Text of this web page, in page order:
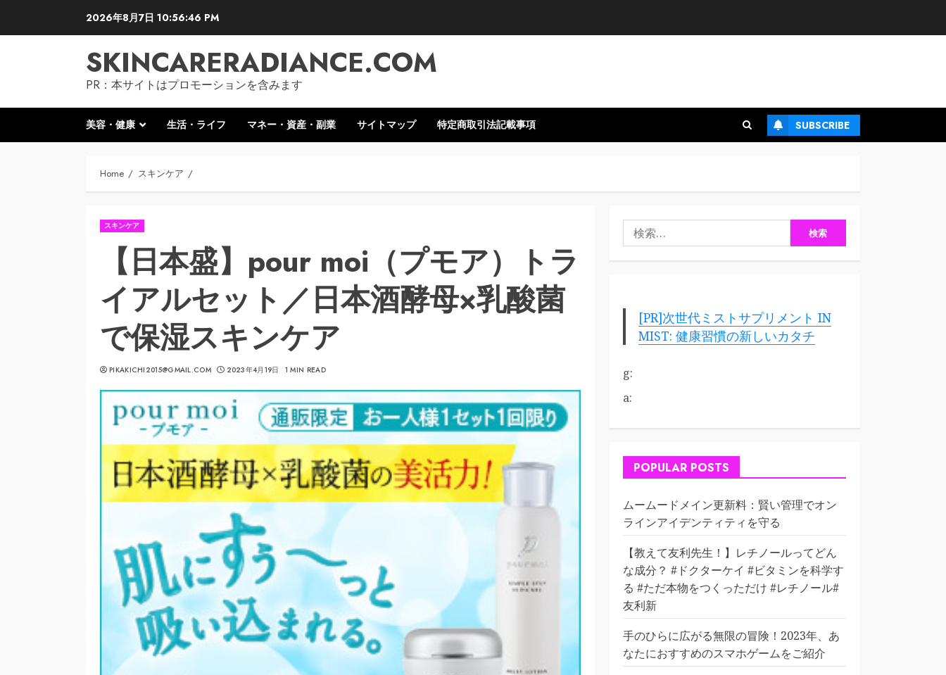
2026年8月7日 10:56:47 PM
SKINCARERADIANCE.COM
PR：本サイトはプロモーションを含みます
美容・健康 生活・ライフ マネー・資産・副業 サイトマップ 特定商取引法記載事項 SUBSCRIBE
Home スキンケア
スキンケア
【日本盛】pour moi（プモア）トラ
イアルセット／日本酒酵母×乳酸菌
で保湿スキンケア
PIKAKICHI2015@GMAIL.COM 2023年4月19日 1 MIN READ
検
索:
[PR]次世代ミストサプリメント IN
MIST: 健康習慣の新しいカタチ
g:
a:
POPULAR POSTS
ムームードメイン更新料：賢い管理でオン
ラインアイデンティティを守る
【教えて友利先生！】レチノールってどん
な成分？ #ドクターケイ #ビタミンを科学す
る #ただ本物をつくっただけ #レチノール#
友利新
手のひらに広がる無限の冒険！2023年、あ
なたにおすすめのスマホゲームをご紹介